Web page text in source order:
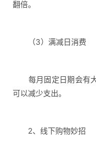
翻倍。
（3）满减日消费
每月固定日期会有大
可以减少支出。
2、线下购物妙招